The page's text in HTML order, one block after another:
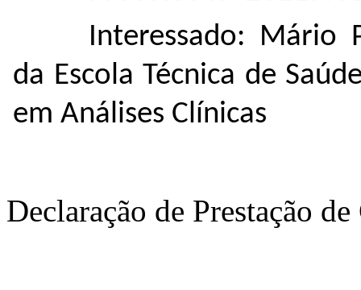
Interessado: Mário
da Escola Técnica de
em Análises Clínicas
Declaração de Prestação